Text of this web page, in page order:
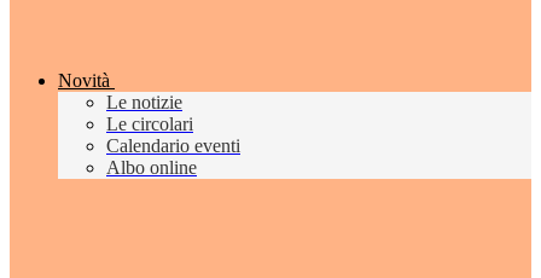
Novità
Le notizie
Le circolari
Calendario eventi
Albo online